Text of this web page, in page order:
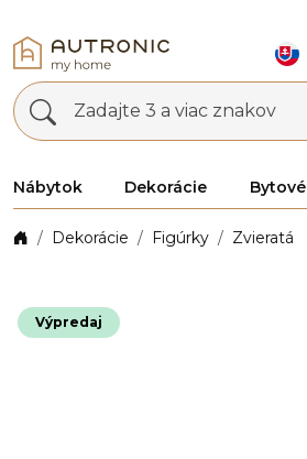
Zadajte 3 a viac znakov
Nábytok Dekorácie
Dekorácie Figúrky Zvieratá
Výpredaj